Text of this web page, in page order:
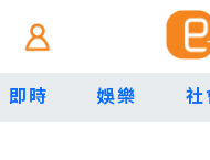
即時 娛樂 社